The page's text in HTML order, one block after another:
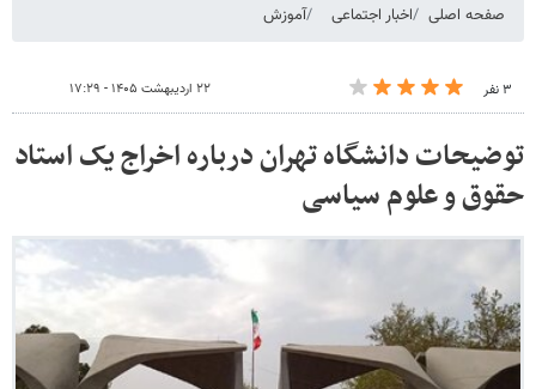
صفحه اصلی اخبار اجتماعی آموزش
۳ نفر ۲۲ اردیبهشت ۱۴۰۵ - ۱۷:۲۹
توضیحات دانشگاه تهران درباره اخراج یک استاد
حقوق و علوم سیاسی